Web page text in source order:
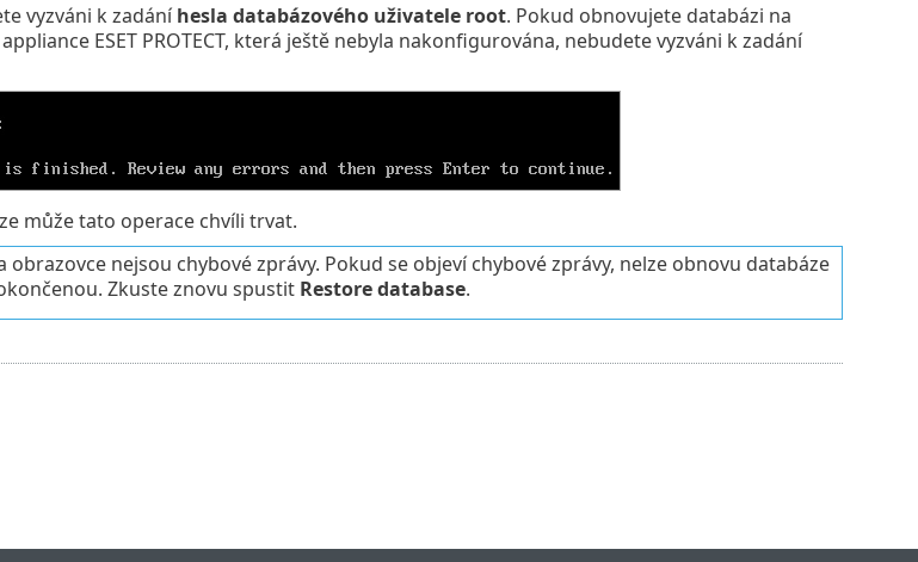
vyzváni k zadáníhesla databázového uživatele root. Pokud obnovujete databázi na
ESET PROTECT, která ještě nebyla nakonfigurována, nebudete vyzváni k zadání
může tato operace chvíli trvat.
nejsou chybové zprávy. Pokud se objeví chybové zprávy, nelze obnovu databáze
Zkuste znovu spustit Restore database.